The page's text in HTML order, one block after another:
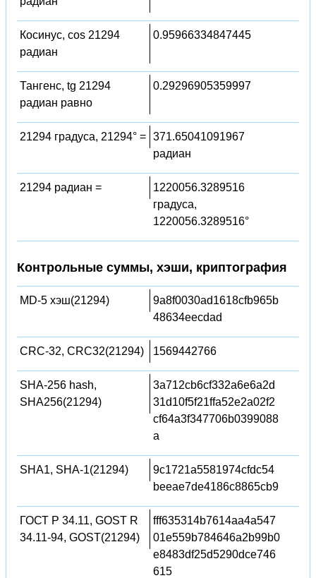
Косинус, cos 21294
радиан
0.95966334847445
Тангенс, tg 21294
радиан равно
0.29296905359997
21294 градуса, 21294° = 371.65041091967
радиан
21294 радиан =
1220056.3289516
градуса,
1220056.3289516°
Контрольные суммы, хэши, криптография
MD-5 хэш(21294)
9a8f0030ad1618cfb965b
48634eecdad
CRC-32, CRC32(21294) 1569442766
SHA-256 hash,
SHA256(21294)
3a712cb6cf332a6e6a2d
31d10f5f21ffa52e2a02f2
cf64a3f347706b0399088
a
SHA1, SHA-1(21294)
9c1721a5581974cfdc54
beeae7de4186c8865cb9
ГОСТ Р 34.11, GOST R
34.11-94, GOST(21294)
fff635314b7614aa4a547
01e559b784646a2b99b0
e8483df25d5290dce746
615